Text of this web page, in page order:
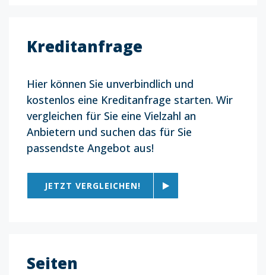
Kreditanfrage
Hier können Sie unverbindlich und
kostenlos eine Kreditanfrage starten. Wir
vergleichen für Sie eine Vielzahl an
Anbietern und suchen das für Sie
passendste Angebot aus!
JETZT VERGLEICHEN!
Seiten